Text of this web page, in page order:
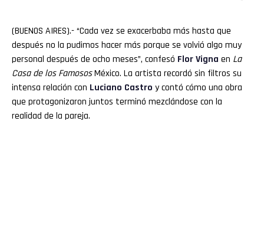
(BUENOS AIRES).- “Cada vez se exacerbaba más hasta que
después no la pudimos hacer más porque se volvió algo muy
personal después de ocho meses”, confesó Flor Vigna en La
Casa de los FamososMéxico. La artista recordó sin filtros su
intensa relación con Luciano Castro y contó cómo una obra
que protagonizaron juntos terminó mezclándose con la
realidad de la pareja.